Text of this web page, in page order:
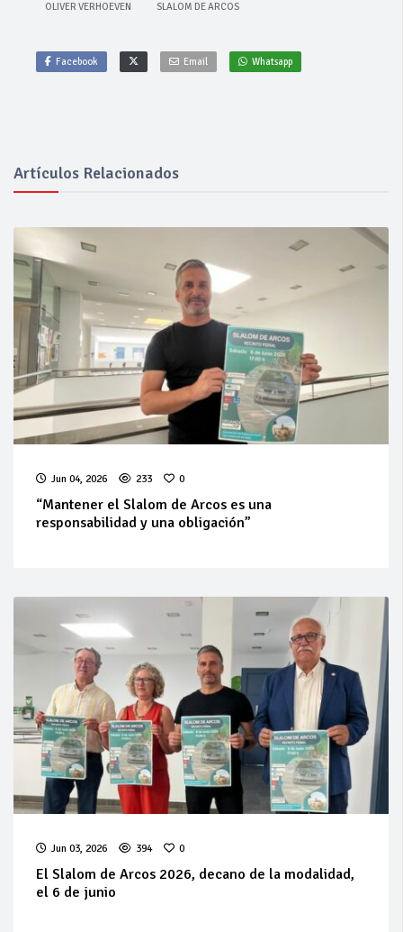
OLIVER VERHOEVEN SLALOM DE ARCOS
Facebook Email Whatsapp
Artículos Relacionados
Jun 04, 2026 233 0
“Mantener el Slalom de Arcos es una
responsabilidad y una obligación”
Jun 03, 2026 394 0
El Slalom de Arcos 2026, decano de la modalidad,
el 6 de junio